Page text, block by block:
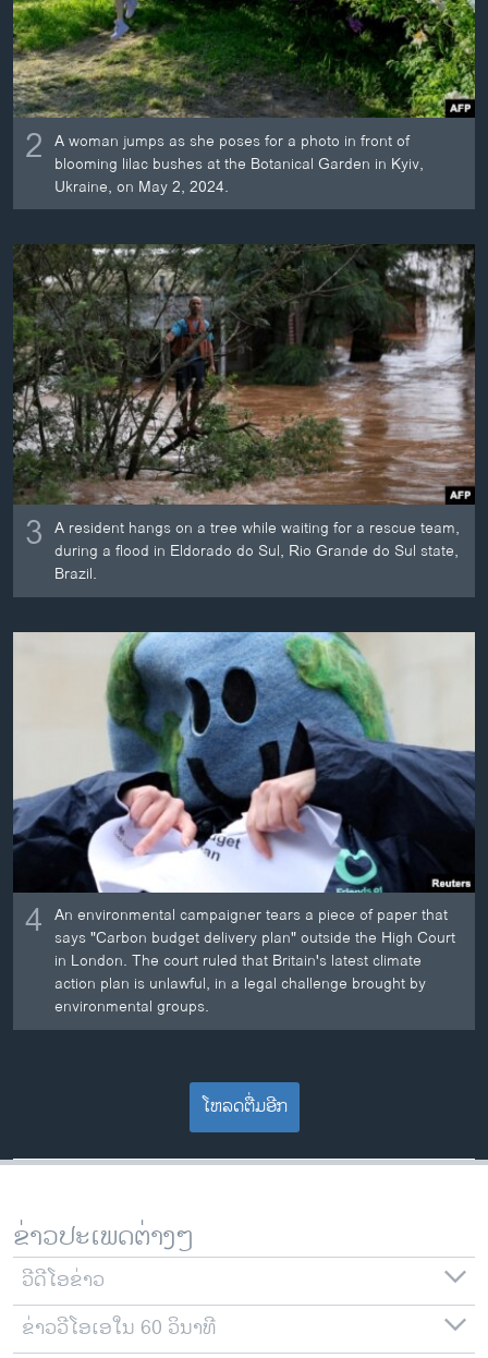
2 A woman jumps as she poses for a photo in front of
blooming lilac bushes at the Botanical Garden in Kyiv,
Ukraine, on May 2, 2024.
3 A resident hangs on a tree while waiting for a rescue team,
during a flood in Eldorado do Sul, Rio Grande do Sul state,
Brazil.
4 An environmental campaigner tears a piece of paper that
says "Carbon budget delivery plan" outside the High Court
in London. The court ruled that Britain's latest climate
action plan is unlawful, in a legal challenge brought by
environmental groups.
ໂຫລດຕື່ມອີກ
ຂ່າວປະເພດຕ່າງໆ
ວີດີໂອຂ່າວ
ຂ່າວວີໂອເອໃນ 60 ວິນາທີ